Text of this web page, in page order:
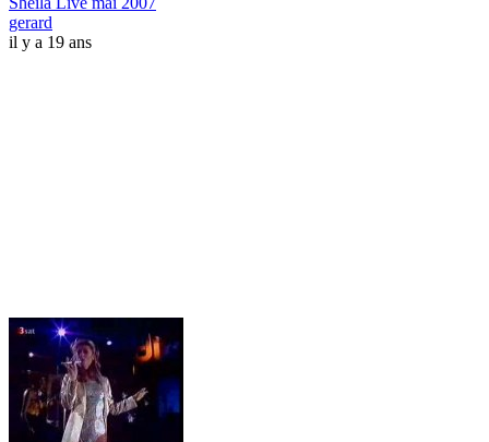
gerard
il y a 19 ans